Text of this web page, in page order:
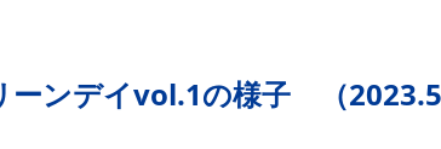
ーンデイvol.1の様子 （